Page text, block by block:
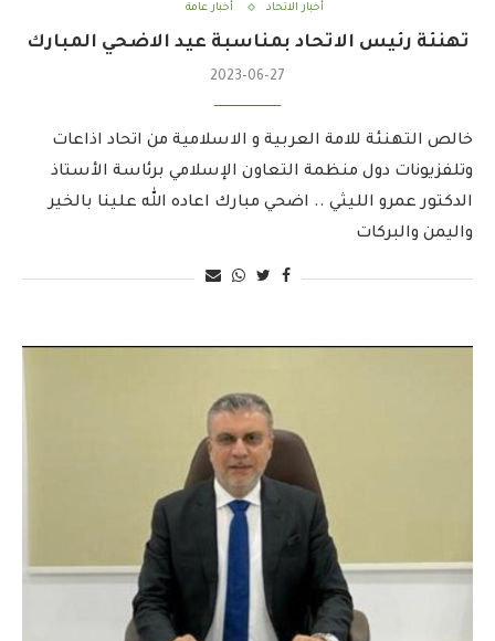
أخبار الاتحاد أخبار عامة
تهنئة رئيس الاتحاد بمناسبة عيد الاضحي المبارك
2023-06-27
خالص التهنئة للامة العربية و الاسلامية من اتحاد اذاعات
وتلفزيونات دول منظمة التعاون الإسلامي برئاسة الأستاذ
الدكتور عمرو الليثي .. اضحي مبارك اعاده الله علينا بالخير
واليمن والبركات